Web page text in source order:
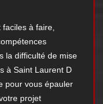
à faire,
la difficulté de mise
à Saint Laurent D
pour vous épauler
projet